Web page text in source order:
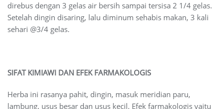
direbus dengan 3 gelas air bersih sampai tersisa 2 1/4 gelas.
Setelah dingin disaring, lalu diminum sehabis makan, 3 kali
sehari @3/4 gelas.
SIFAT KIMIAWI DAN EFEK FARMAKOLOGIS
Herba ini rasanya pahit, dingin, masuk meridian paru,
lambung, usus besar dan usus kecil. Efek farmakologis yaitu